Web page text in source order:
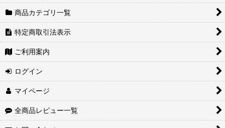
商品カテゴリ一覧
特定商取引法表示
ご利用案内
ログイン
マイページ
全商品レビュー一覧